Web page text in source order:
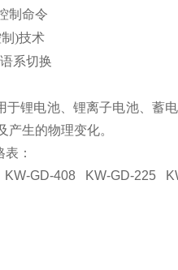
制命令
)技术
系切换
于锂电池、锂离子电池、蓄
生的物理变化。
：
GD-408 KW-GD-225